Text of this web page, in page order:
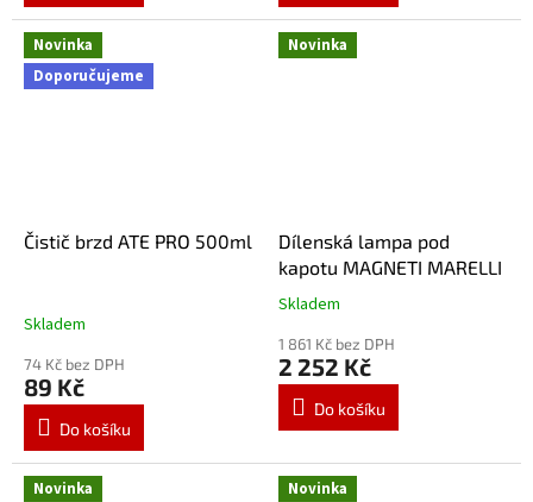
Novinka
Doporučujeme
Čistič brzd ATE PRO 500ml
Skladem
74 Kč bez DPH
89 Kč
Do košíku
Novinka
Dílenská lampa pod
kapotu MAGNETI MARELLI
Průměrné
produktu
je
5,0
hvězdiček.
Skladem
1 861 Kč bez DPH
2 252 Kč
Do košíku
Novinka Novinka